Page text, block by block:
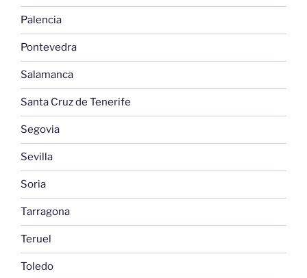
Palencia
Pontevedra
Salamanca
Santa Cruz de Tenerife
Segovia
Sevilla
Soria
Tarragona
Teruel
Toledo